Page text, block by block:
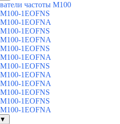
частоты M100
1EOFNS
1EOFNA
1EOFNS
1EOFNA
1EOFNS
1EOFNA
1EOFNS
1EOFNA
1EOFNA
1EOFNS
1EOFNS
1EOFNA
▼